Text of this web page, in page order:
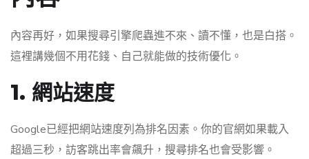
內容再好，如果搜尋引擎爬蟲進不來、讀不懂，也是白搭。
這裡講幾個不用花錢、自己就能做的技術優化。
1. 網站速度
Google已經把網站速度列為排名因素。你的官網如果載入
超過三秒，訪客跳出率會飆升，搜尋排名也會受影響。